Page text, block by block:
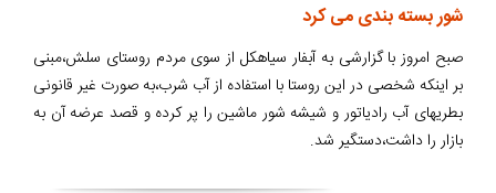
شور بسته بندی می کرد
صبح امروز با گزارشی به آبفار سیاهکل از سوی مردم روستای سلش،مبنی
بر اینکه شخصی در این روستا با استفاده از آب شرب،به صورت غیر قانونی
بطریهای آب رادیاتور و شیشه شور ماشین را پر کرده و قصد عرضه آن به
بازار را داشت،دستگیر شد.